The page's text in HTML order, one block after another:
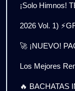
¡Solo Himnos!
2026 Vol. 1)
🚀 ¡NUEVO!
Los Mejores
🔥 BACHATAS